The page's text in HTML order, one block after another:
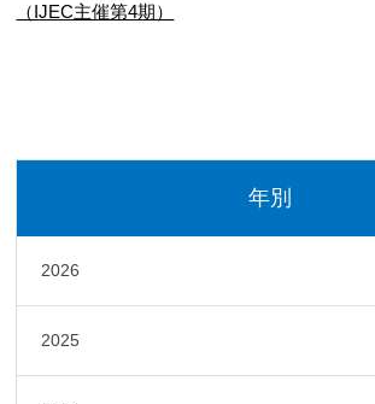
（IJEC主催第4期）
年別
2026
2025